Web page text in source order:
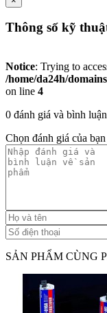
Thông số kỹ
Notice: Trying to
/home/da24h/
on line 4
0 đánh giá và bình luận
Chọn đánh giá của bạn
SẢN PHẨM CÙNG